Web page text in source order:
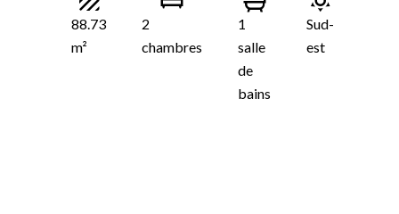
88.73
m²
2
chambres
1
salle
de
bains
Sud-
est